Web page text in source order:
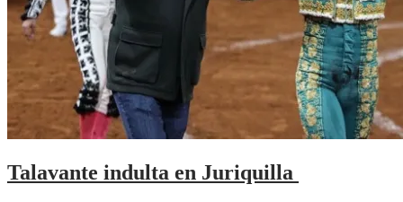
Talavante indulta en Juriquilla